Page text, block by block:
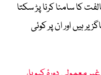
کا سامنا کرنا پڑ سکتا
ہیں اور ان پر کوئی